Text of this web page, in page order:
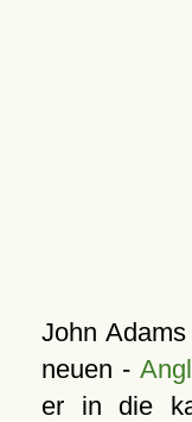
John
neuen -
er in die